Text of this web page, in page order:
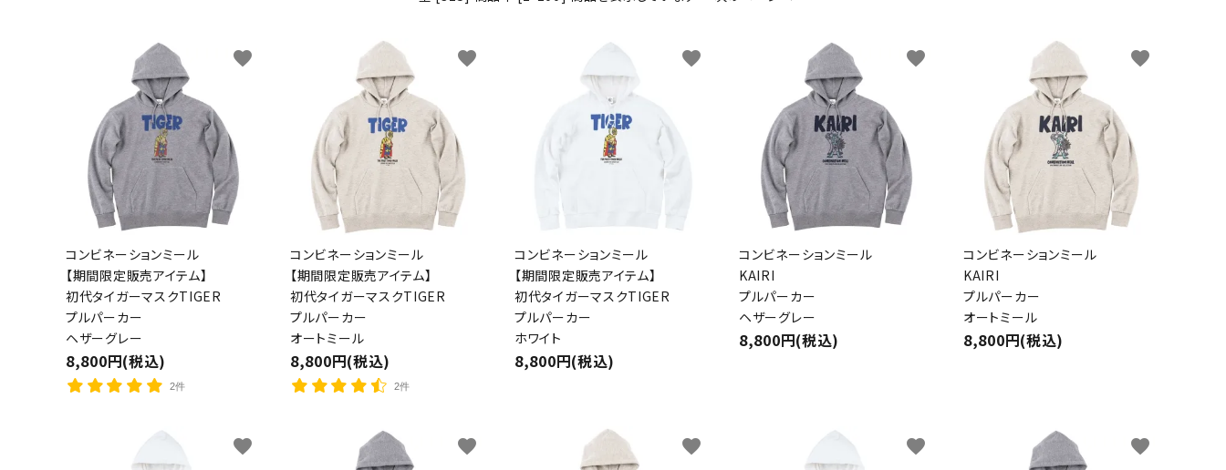
コンビネーションミール
【期間限定販売アイテム】
初代タイガーマスクTIGER
プルパーカー
ヘザーグレー
8,800円(税込)
2件
favorite
コンビネーションミール
【期間限定販売アイテム】
初代タイガーマスクTIGER
プルパーカー
オートミール
8,800円(税込)
2件
favorite
コンビネーションミール
【期間限定販売アイテム】
初代タイガーマスクTIGER
プルパーカー
ホワイト
8,800円(税込)
favorite
コンビネーションミール
KAIRI
プルパーカー
ヘザーグレー
8,800円(税込)
favorite
コンビネーションミール
KAIRI
プルパーカー
オートミール
8,800円(税込)
favorite
favorite favorite favorite favorite favorite